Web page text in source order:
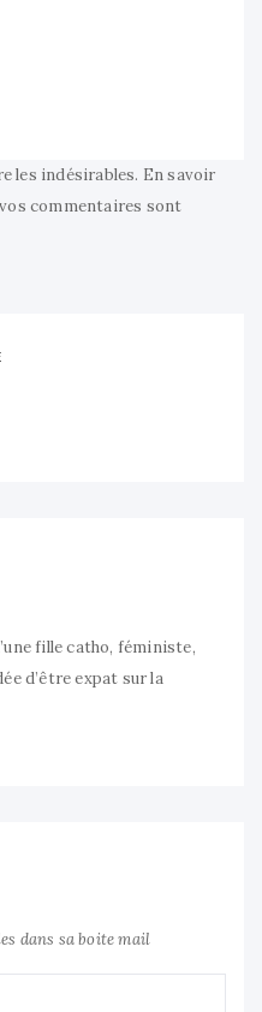
les indésirables. En savoir
commentaires sont
fille catho, féministe,
d’être expat sur la
dans sa boite mail